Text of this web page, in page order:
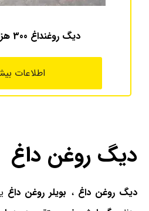
دیگ روغنداغ 300 هزار کیلو کالری
اطلاعات
دیگ روغن داغ
دیگ روغن داغ ، بویلر روغن داغ